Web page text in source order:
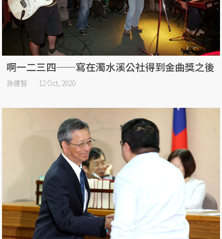
啊一二三四——寫在濁水溪公社得到金曲獎之後
孫健智 12 Oct, 2020